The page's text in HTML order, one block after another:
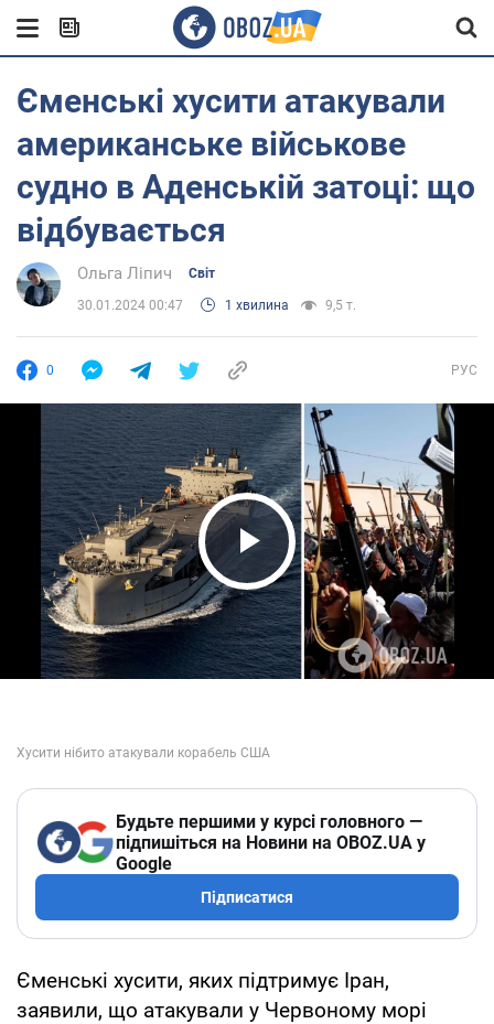
Єменські хусити атакували
американське військове
судно в Аденській затоці: що
відбувається
Ольга Ліпич Світ
30.01.2024 00:47 1 хвилина 9,5 т.
0 РУС
Play Video
Будьте першими у курсі головного —
підпишіться на Новини на OBOZ.UA у
Google
Підписатися
Єменські хусити, яких підтримує Іран,
заявили, що атакували у Червоному морі